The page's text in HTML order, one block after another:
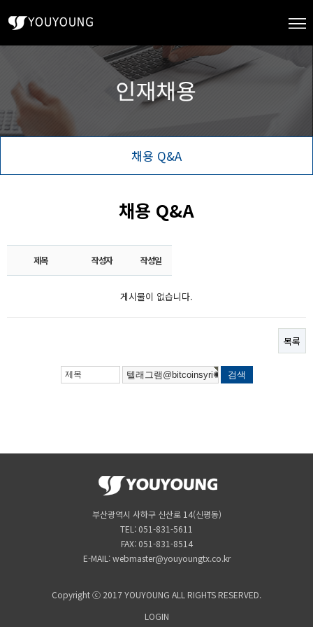
채용 Q&A
채용 Q&A
제목 작성자 작성일
게시물이 없습니다.
목록
부산광역시 사하구 신산로 14(신평동)
TEL: 051-831-5611
FAX: 051-831-8514
E-MAIL: webmaster@youyoungtx.co.kr
Copyright ⓒ 2017 YOUYOUNG ALL RIGHTS RESERVED.
LOGIN